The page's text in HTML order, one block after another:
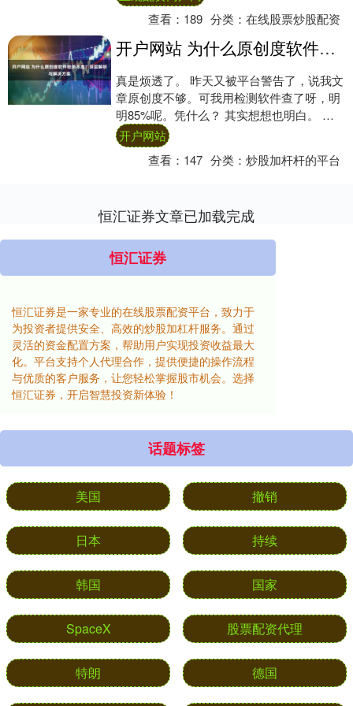
查看： 189 分类：在线股票炒股配资
开户网站 为什么原创度软件检测不准？深层解析与解决方案
真是烦透了。 昨天又被平台警告了，说我文
章原创度不够。可我用检测软件查了呀，明
明85%呢。凭什么？ 其实想想也明白。 那
些软件，都好几年前的算法了。就知道比对
词....
开户网站
查看： 147 分类：炒股加杆杆的平台
恒汇证券文章已加载完成
恒汇证券
恒汇证券是一家专业的在线股票配资平台，致力于
为投资者提供安全、高效的炒股加杠杆服务。通过
灵活的资金配置方案，帮助用户实现投资收益最大
化。平台支持个人代理合作，提供便捷的操作流程
与优质的客户服务，让您轻松掌握股市机会。选择
恒汇证券，开启智慧投资新体验！
话题标签
美国 撤销
日本 持续
韩国 国家
SpaceX 股票配资代理
特朗 德国